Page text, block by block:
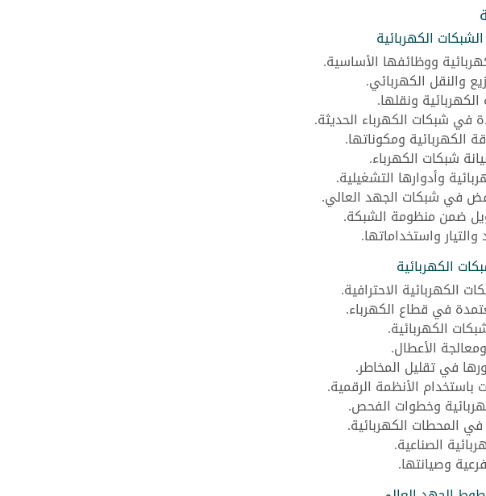
الكهربائية
ووظائفها الأساسية.
والنقل الكهربائي.
ونقلها.
في شبكات الكهرباء الحديثة.
الكهربائية ومكوناتها.
شبكات الكهرباء.
وأدوارها التشغيلية.
في شبكات الجهد العالي.
ضمن منظومة الشبكة.
واستخداماتها.
الكهربائية
الكهربائية الاحترافية.
في قطاع الكهرباء.
الكهربائية.
الأعطال.
في تقليل المخاطر.
باستخدام الأنظمة الرقمية.
وخطوات الفحص.
المحطات الكهربائية.
الصناعية.
وصيانتها.